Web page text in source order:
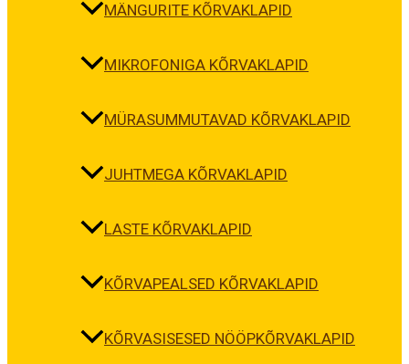
MÄNGURITE KÕRVAKLAPID
MIKROFONIGA KÕRVAKLAPID
MÜRASUMMUTAVAD KÕRVAKLAPID
JUHTMEGA KÕRVAKLAPID
LASTE KÕRVAKLAPID
KÕRVAPEALSED KÕRVAKLAPID
KÕRVASISESED NÖÖPKÕRVAKLAPID